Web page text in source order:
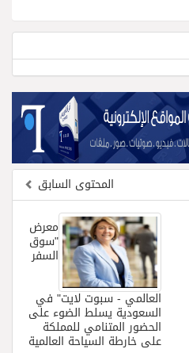
المحتوى السابق
معرض
"سوق
السفر
العالمي - سبوت لايت" في
السعودية يسلط الضوء على
الحضور المتنامي للمملكة
على خارطة السياحة العالمية